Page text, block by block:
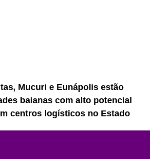
Mucuri e Eunápolis estão
baianas com alto potencial
centros logísticos no Estado